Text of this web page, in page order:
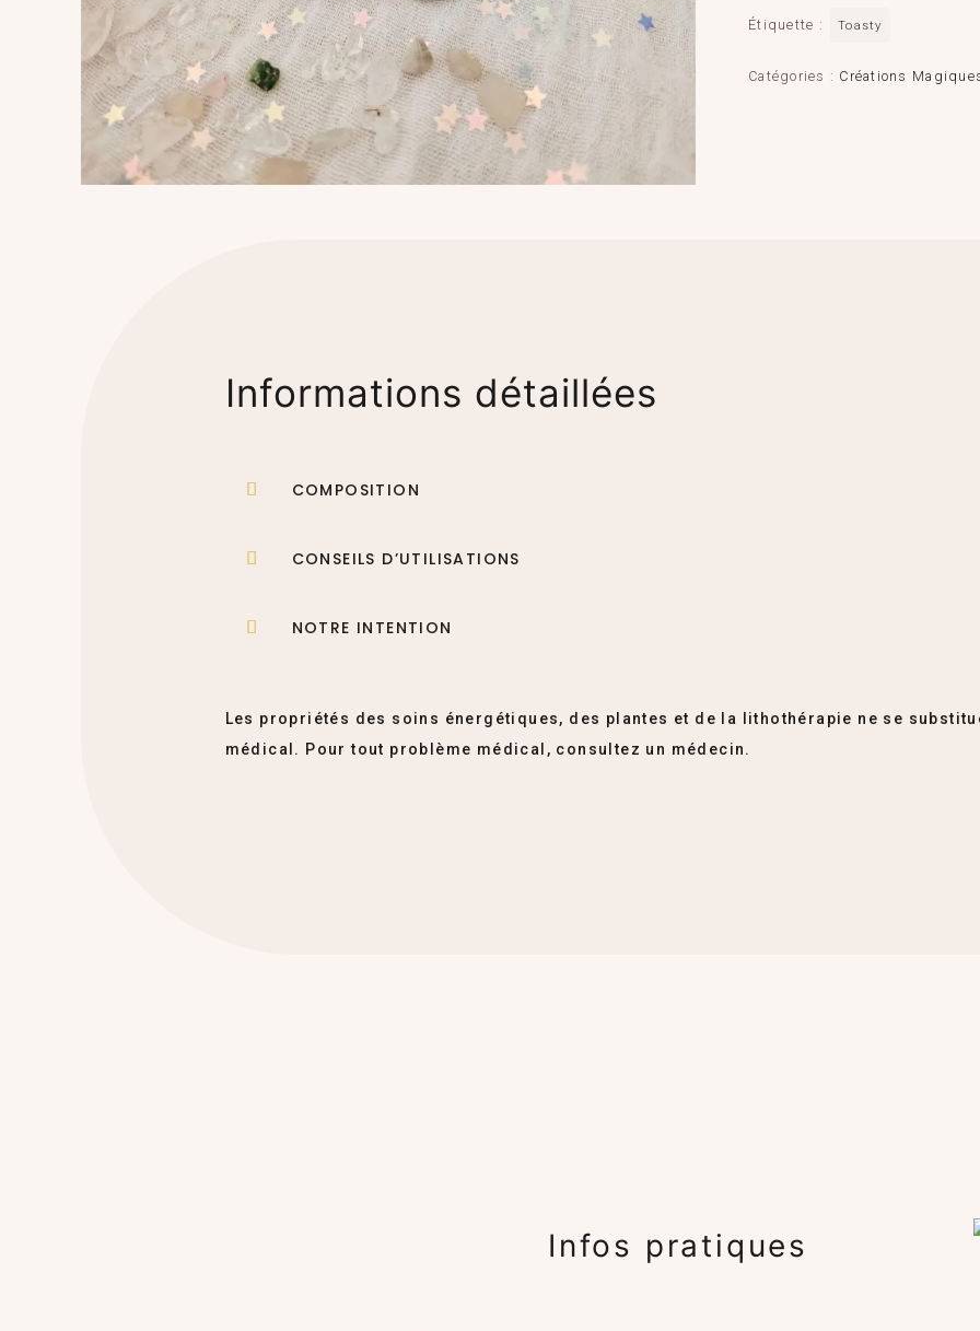
Étiquette : Toasty
Catégories : Créations
Informations détaillées
COMPOSITION
CONSEILS D’UTILISATIONS
NOTRE INTENTION
Les propriétés des soins énergétiques, des plantes et de la lithothérapie ne se
médical. Pour tout problème médical, consultez un médecin.
Infos pratiques